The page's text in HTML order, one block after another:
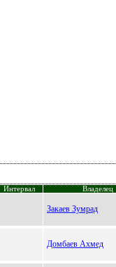
Интервал Владелец
Закаев Зумрад
Домбаев Ахмед